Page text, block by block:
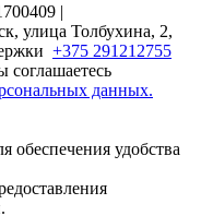
|
улица Толбухина, 2,
+375 291212755
соглашаетесь
данных.
обеспечения удобства